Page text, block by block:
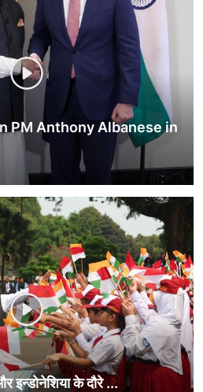
PM Anthony Albanese in
इन्डोनेशिया के दौरे ...